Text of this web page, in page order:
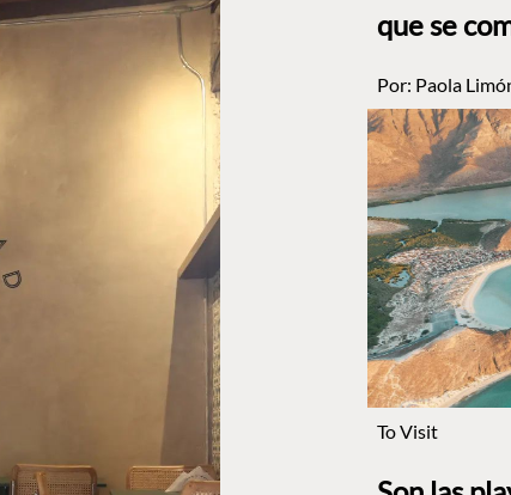
que se
Por: Paola
To Visit